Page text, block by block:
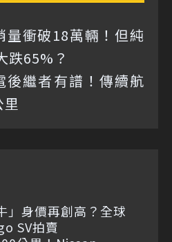
衝破18萬輛！但純
跌65%？
後繼者有譜！傳續航
」身價再創高？全球
SV拍賣